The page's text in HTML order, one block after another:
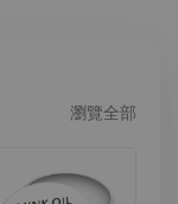
瀏覽全部